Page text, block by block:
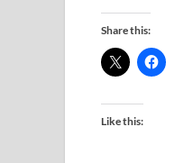
Share this:
Like this: